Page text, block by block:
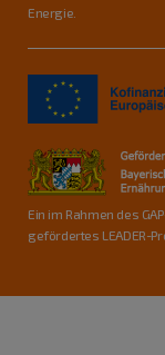
Energie.
Ein im Rahmen des
gefördertes LEADER-